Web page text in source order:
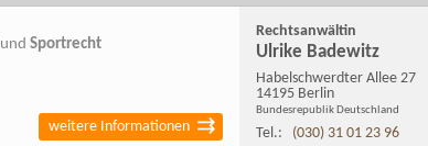
Rechtsanwältin
Ulrike Badewitz
Habelschwerdter Allee 27
14195 Berlin
Bundesrepublik Deutschland
Tel.: (030) 31 01 23 96
undSportrecht
weitere Informationen